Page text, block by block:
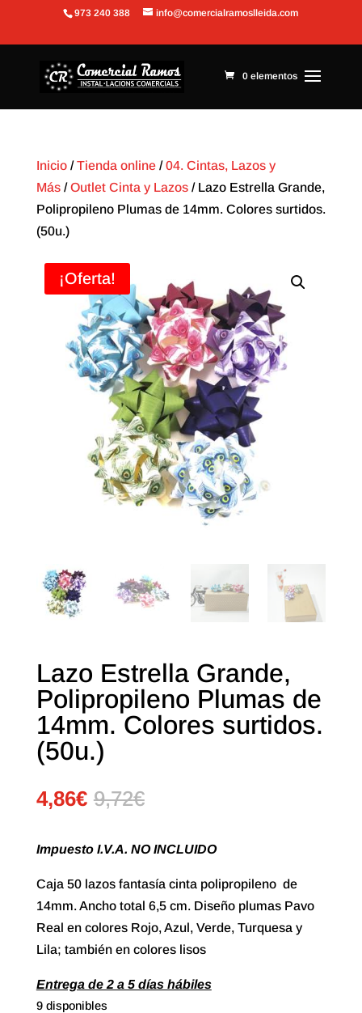
Abrir barra de herramientas
973 240 388 info@comercialramoslleida.com
0 elementos
Inicio/Tienda online/04. Cintas, Lazos y
Más/Outlet Cinta y Lazos/ Lazo Estrella Grande,
Polipropileno Plumas de 14mm. Colores surtidos.
(50u.)
¡Oferta!
Lazo Estrella Grande,
Polipropileno Plumas de
14mm. Colores surtidos.
(50u.)
4,86€ 9,72€
Impuesto I.V.A. NO INCLUIDO
Caja 50 lazos fantasía cinta polipropileno de
14mm. Ancho total 6,5 cm. Diseño plumas Pavo
Real en colores Rojo, Azul, Verde, Turquesa y
Lila; también en colores lisos
Entrega de 2 a 5 días hábiles
9 disponibles